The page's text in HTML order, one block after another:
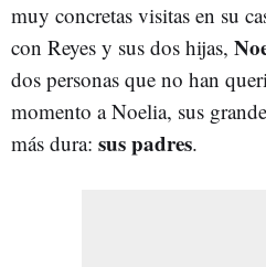
muy concretas visitas en su
con Reyes y sus dos hijas,
dos personas que no han
momento a Noelia, sus
más dura: sus padres.